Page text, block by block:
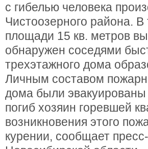
с гибелью человека
Чистоозерного района.
площади 15 кв. метров
обнаружен соседями
трехэтажного дома
Личным составом
дома были эвакуированы
погиб хозяин горевшей
возникновения этого
курении, сообщает